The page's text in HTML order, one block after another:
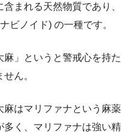
含まれる天然物質であり
ビノイド) の一種です。
麻」というと警戒心を持
ん。
麻はマリファナという麻
多く、マリファナは強い